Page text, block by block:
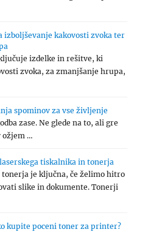
izboljševanje kakovosti zvoka ter
izdelke in rešitve, ki
zvoka, za zmanjšanje hrupa,
spominov za vse življenje
zase. Ne glede na to, ali gre
ožjem …
tiskalnika in tonerja
je ključna, če želimo hitro
slike in dokumente. Tonerji
kupite poceni toner za printer?